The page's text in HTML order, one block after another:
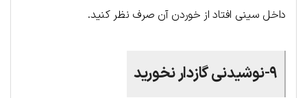
داخل سینی افتاد از خوردن آن صرف نظر کنید.
۹-نوشیدنی گازدار نخورید